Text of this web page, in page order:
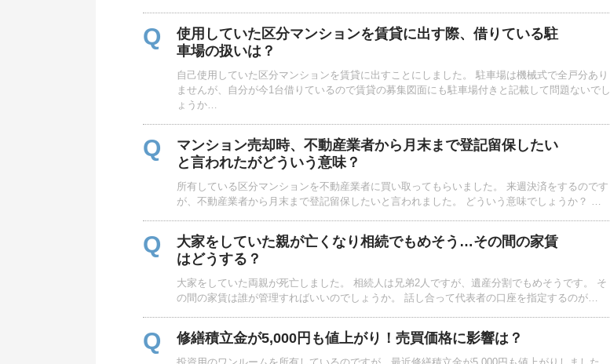
Q
使用していた区分マンションを賃貸に出す際、借りている駐
車場の扱いは？
自己使用していた区分マンションを賃貸に出すことにしました。 駐車場は機械式で全戸分あり
ませんが、自分が今1台借りているので賃貸の募集図面にも駐車場付きと記載して問題ないでし
ょうか…
Q
マンション売却時、不動産業者から月末まで登記留保したい
と言われたがどういう意味？
所有している区分マンションを不動産業者に買い取ってもらいました。 来週決済をするのです
が、不動産業者から月末まで登記留保したいと言われました。 どういう意味でしょうか？ …
Q
大家をしていた親が亡くなり相続でもめそう…その間の家賃
はどうする？
大家をしていた両親が死亡しました。 相続人は兄弟2人ですが、遺産分割でもめそうです。 そ
の間の家賃は誰が管理すればいいのでしょうか。 話し合って代表者の口座を指定するのが…
Q 修繕積立金が5,000円も値上がり！売買価格に影響は？